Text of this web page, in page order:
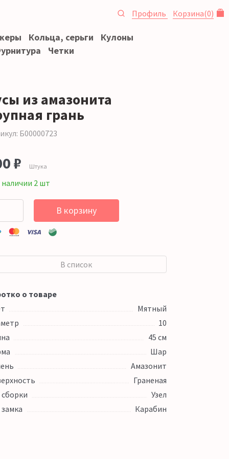
Профиль Корзина(0)
Кольца, серьги
Кулоны
Четки
из амазонита
грань
Б00000723
₽ Штука
2 шт
В корзину
В список
о товаре
Мятный
10
45 см
Шар
Амазонит
Граненая
Узел
Карабин